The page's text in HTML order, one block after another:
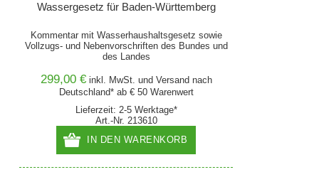
Wassergesetz für Baden-Württemberg
Kommentar mit Wasserhaushaltsgesetz sowie
Vollzugs- und Nebenvorschriften des Bundes und
des Landes
299,00 € inkl. MwSt. und Versand nach
Deutschland* ab € 50 Warenwert
Lieferzeit: 2-5 Werktage*
Art.-Nr. 213610
IN DEN WARENKORB